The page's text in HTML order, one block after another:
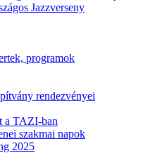
Jazzverseny
programok
rendezvényei
a TAZI-ban
szakmai napok
2025